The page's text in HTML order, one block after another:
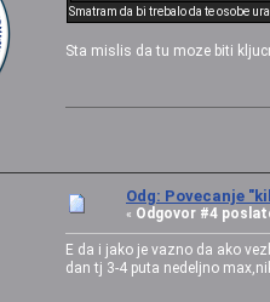
Smatram da bi trebalo da te osobe
Sta mislis da tu moze biti
Odg: Povecanje
« Odgovor #4
E da i jako je vazno da ako
dan tj 3-4 puta nedeljno